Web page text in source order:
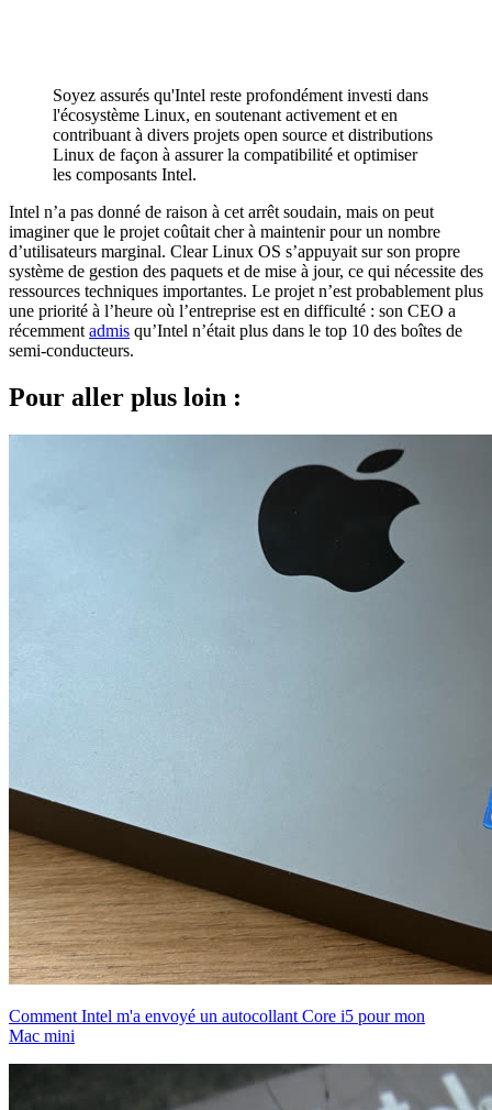
Soyez assurés qu'Intel reste profondément investi dans
l'écosystème Linux, en soutenant activement et en
contribuant à divers projets open source et distributions
Linux de façon à assurer la compatibilité et optimiser
les composants Intel.
Intel n’a pas donné de raison à cet arrêt soudain, mais on peut
imaginer que le projet coûtait cher à maintenir pour un nombre
d’utilisateurs marginal. Clear Linux OS s’appuyait sur son propre
système de gestion des paquets et de mise à jour, ce qui nécessite des
ressources techniques importantes. Le projet n’est probablement plus
une priorité à l’heure où l’entreprise est en difficulté : son CEO a
récemment admis qu’Intel n’était plus dans le top 10 des boîtes de
semi-conducteurs.
Pour aller plus loin :
Comment Intel m'a envoyé un autocollant Core i5 pour mon
Mac mini